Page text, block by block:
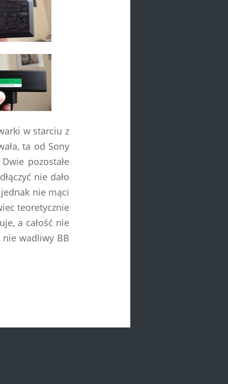
w starciu z
ta od Sony
pozostałe
nie dało
nie mąci
teoretycznie
a całość nie
nie wadliwy BB